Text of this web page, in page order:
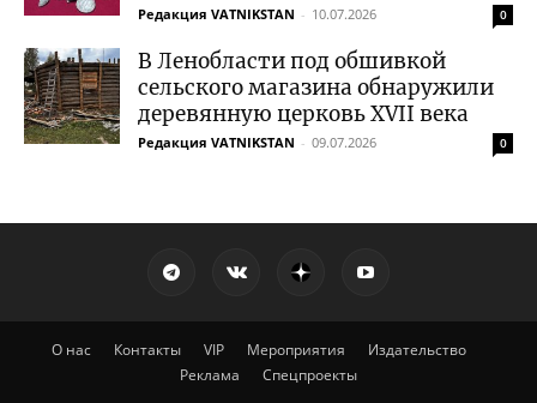
Редакция VATNIKSTAN - 10.07.2026 0
В Ленобласти под обшивкой
сельского магазина обнаружили
деревянную церковь XVII века
Редакция VATNIKSTAN - 09.07.2026 0
О нас Контакты VIP Мероприятия
Издательство
Реклама
Спецпроекты